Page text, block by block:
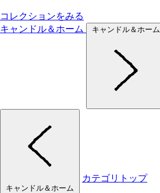
コレクションをみる
キャンドル＆ホーム
キャンドル＆ホーム
キャンドル＆ホーム
カテゴリトップ